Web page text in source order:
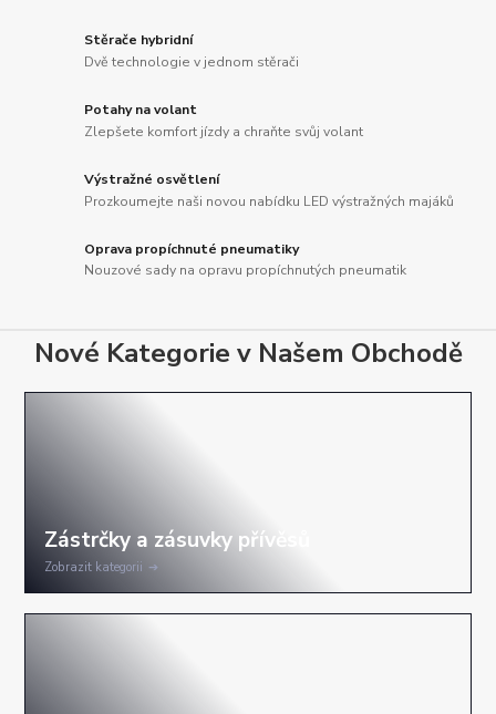
Stěrače hybridní
Dvě technologie v jednom stěrači
Potahy na volant
Zlepšete komfort jízdy a chraňte svůj volant
Výstražné osvětlení
Prozkoumejte naši novou nabídku LED výstražných majáků
Oprava propíchnuté pneumatiky
Nouzové sady na opravu propíchnutých pneumatik
Nové Kategorie v Našem Obchodě
Zobrazit kategorii